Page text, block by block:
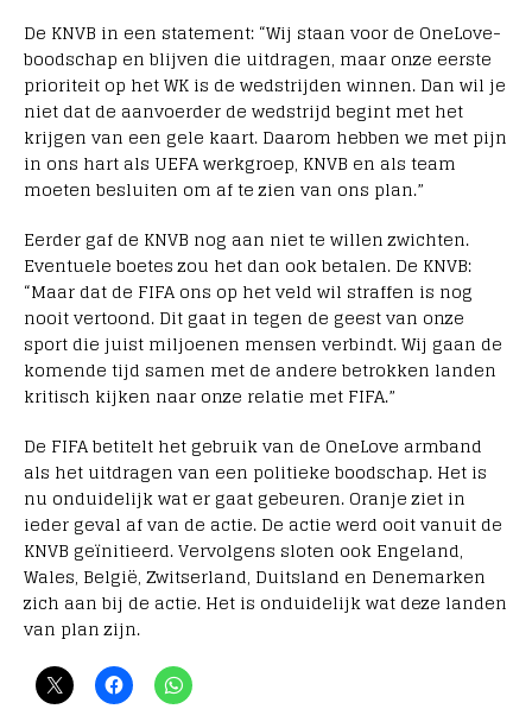
De KNVB in een statement: “Wij staan voor de OneLove-
boodschap en blijven die uitdragen, maar onze eerste
prioriteit op het WK is de wedstrijden winnen. Dan wil je
niet dat de aanvoerder de wedstrijd begint met het
krijgen van een gele kaart. Daarom hebben we met pijn
in ons hart als UEFA werkgroep, KNVB en als team
moeten besluiten om af te zien van ons plan.”
Eerder gaf de KNVB nog aan niet te willen zwichten.
Eventuele boetes zou het dan ook betalen. De KNVB:
“Maar dat de FIFA ons op het veld wil straffen is nog
nooit vertoond. Dit gaat in tegen de geest van onze
sport die juist miljoenen mensen verbindt. Wij gaan de
komende tijd samen met de andere betrokken landen
kritisch kijken naar onze relatie met FIFA.”
De FIFA betitelt het gebruik van de OneLove armband
als het uitdragen van een politieke boodschap. Het is
nu onduidelijk wat er gaat gebeuren. Oranje ziet in
ieder geval af van de actie. De actie werd ooit vanuit de
KNVB geïnitieerd. Vervolgens sloten ook Engeland,
Wales, België, Zwitserland, Duitsland en Denemarken
zich aan bij de actie. Het is onduidelijk wat deze landen
van plan zijn.